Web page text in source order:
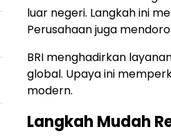
luar negeri. Langkah ini
Perusahaan juga
BRI menghadirkan
global. Upaya ini
modern.
Langkah Mudah